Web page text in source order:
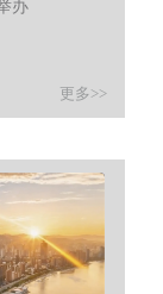
办
更多>>